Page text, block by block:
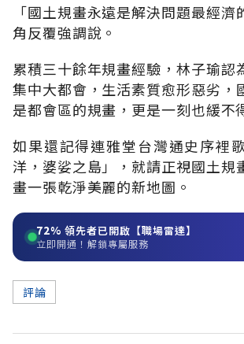
「國土規畫永遠是解決問題最經濟
角反覆強調說。
累積三十餘年規畫經驗，林子瑜認
集中大都會，生活素質愈形惡劣，
是都會區的規畫，更是一刻也緩不
如果還記得連雅堂台灣通史序裡
洋，婆娑之島」，就請正視國土規
畫一張乾淨美麗的新地圖。
72% 領先者已開啟【職場雷達】
立即開通！解鎖專屬服務
評論